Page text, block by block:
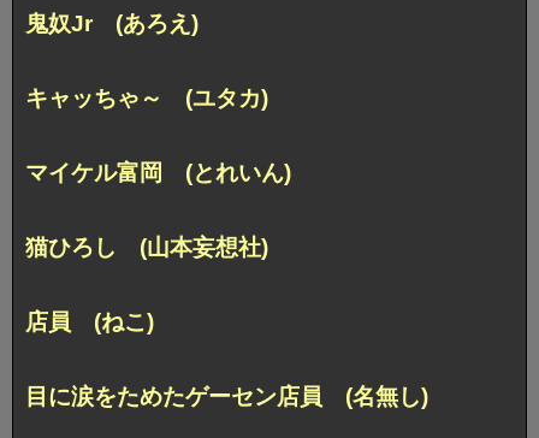
鬼奴Jr (あろえ)
キャッちゃ～ (ユタカ)
マイケル富岡 (とれいん)
猫ひろし (山本妄想社)
店員 (ねこ)
目に涙をためたゲーセン店員 (名無し)